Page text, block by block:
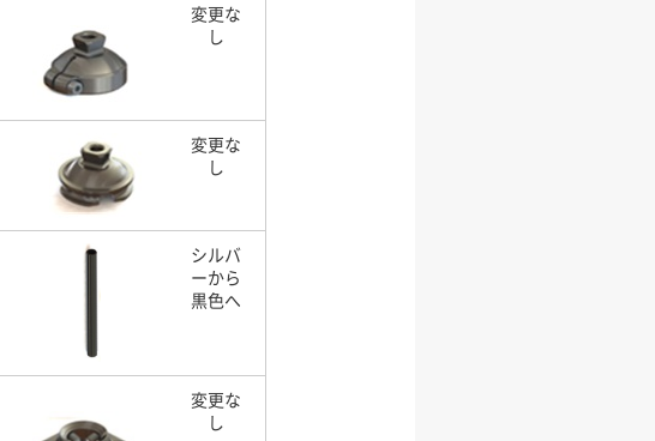
変更な
し
変更な
し
シルバ
ーから
黒色へ
変更な
し